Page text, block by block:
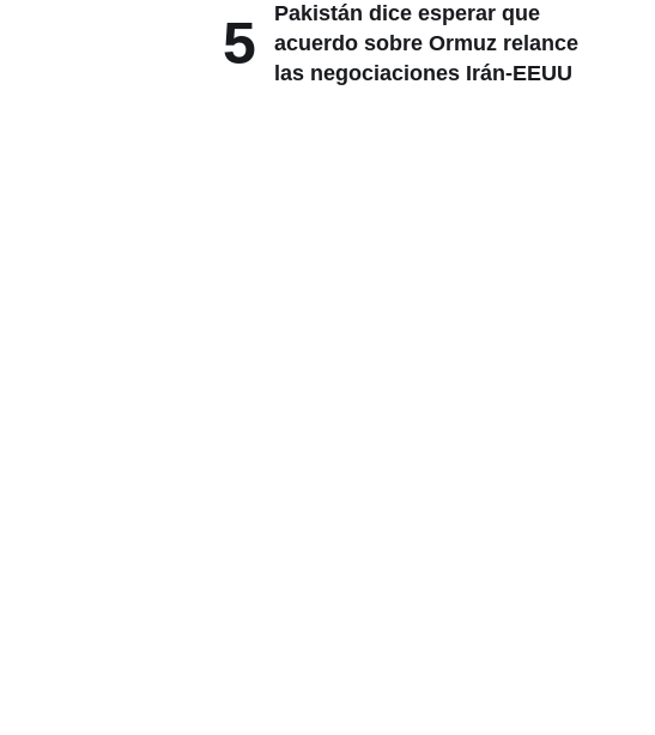
5
Pakistán dice esperar que
acuerdo sobre Ormuz relance
las negociaciones Irán-EEUU